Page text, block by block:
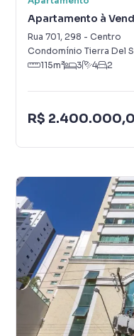
Apartamento à
Rua 701, 298 - Centro
Condomínio Tierra Del
115m² 3 4 2
R$